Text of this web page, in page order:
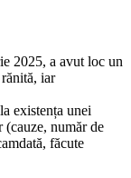
2025, a avut loc un
iar
existența unei
număr de
făcute